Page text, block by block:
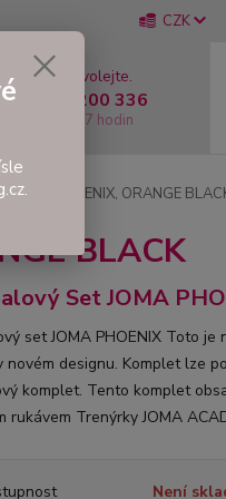
CZK
si rady? Zavolejte.
737 200 336
Pátek: 8 - 17 hodin
PHOENIX, ORANGE
BLACK
Set JOMA
set JOMA PHOENIX Toto
novém designu. Komplet lze
komplet. Tento komplet
rukávem Trenýrky JOMA
Není